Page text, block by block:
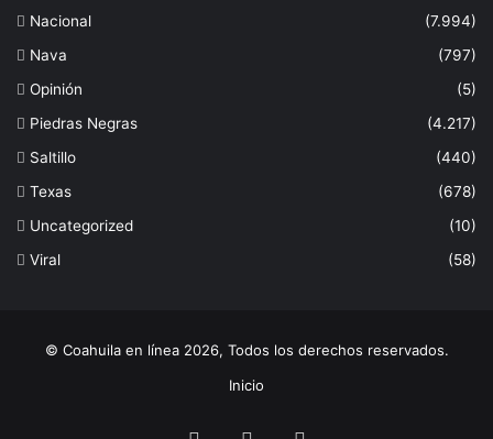
Nacional
(7.994)
Nava
(797)
Opinión
(5)
Piedras Negras
(4.217)
Saltillo
(440)
Texas
(678)
Uncategorized
(10)
Viral
(58)
© Coahuila en línea 2026, Todos los derechos reservados.
Inicio